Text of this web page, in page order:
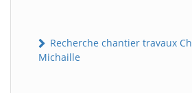
Recherche chantier travaux
Michaille